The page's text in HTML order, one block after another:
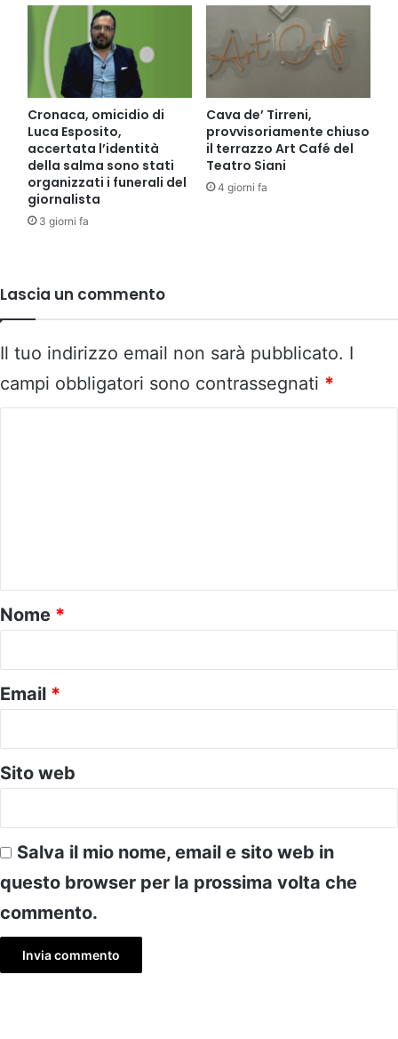
Cronaca, omicidio di
Luca Esposito,
accertata l’identità
della salma sono stati
organizzati i funerali del
giornalista
3 giorni fa
Cava de’ Tirreni,
provvisoriamente chiuso
il terrazzo Art Café del
Teatro Siani
4 giorni fa
Lascia un commento
Il tuo indirizzo email non sarà pubblicato. I
campi obbligatori sono contrassegnati *
o
*
Nome *
Email *
Sito web
Salva il mio nome, email e sito web in
questo browser per la prossima volta che
commento.